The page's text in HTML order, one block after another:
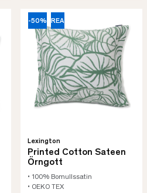
-50% REA
Lexington
Printed Cotton Sateen
Örngott
• 100% Bomullssatin
• OEKO TEX